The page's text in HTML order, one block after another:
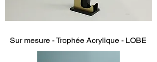
Sur mesure - Trophée Acrylique - LOBE